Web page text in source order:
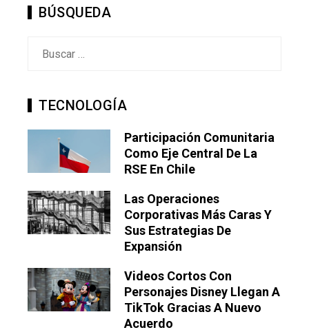
BÚSQUEDA
TECNOLOGÍA
Participación Comunitaria
Como Eje Central De La
RSE En Chile
Las Operaciones
Corporativas Más Caras Y
Sus Estrategias De
Expansión
Videos Cortos Con
Personajes Disney Llegan A
TikTok Gracias A Nuevo
Acuerdo